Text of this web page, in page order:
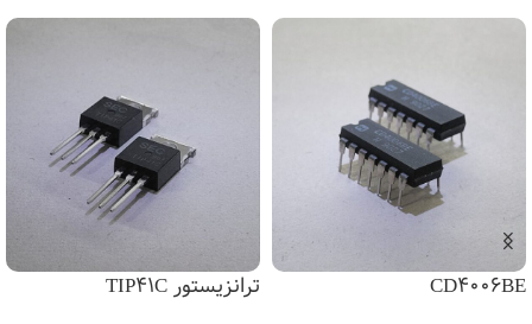
CD4006BE ترانزیستور TIP41C